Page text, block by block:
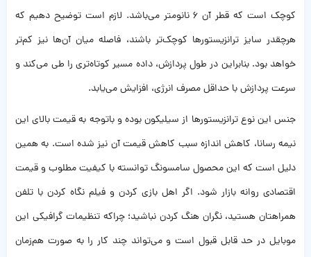
کوچک است که قطر آن 6 نانومتر می‌باشد. لازم است توضیح دهیم که
هرچقدر سایز ترانزیستورها کوچک‌تر باشند، فاصله میان آن‌ها نیز کم‌تر
خواهد بود. بنابراین در طول پردازش، داده مسیر کوتاه‌تری را طی می‌کند و
سرعت پردازش با حداقل مصرف انرژی، افزایش می‌یابد.
جنس این نوع ترانزیستورها از سیلیکون بوده و باتوجه به قیمت بالای این
نیمه رسانا، کاهش اندازه سبب کاهش قیمت آن نیز شده است. به همین
دلیل است که این محصول سامسونگ توانسته با کیفیت مطلوب و قیمت
اقتصادی روانه بازار شود. اگر اهل بازی کردن و فیلم نگاه کردن با تلفن
همراهتان هستید، نگران هنگ کردن نباشید؛ چراکه تنظیمات گرافیکی این
موبایل در حد قابل قبول است و می‌تواند چند کار را به صورت هم‌زمان